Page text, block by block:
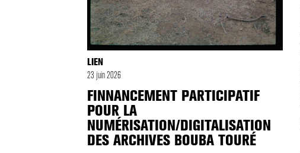
LIEN
23 juin 2026
FINNANCEMENT PARTICIPATIF
POUR LA
NUMÉRISATION/DIGITALISATION
DES ARCHIVES BOUBA TOURÉ